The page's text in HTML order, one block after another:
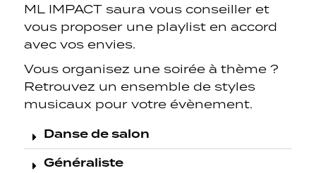
ML IMPACT saura vous conseiller et
vous proposer une playlist en accord
avec vos envies.
Vous organisez une soirée à thème ?
Retrouvez un ensemble de styles
musicaux pour votre évènement.
Danse de salon
Généraliste